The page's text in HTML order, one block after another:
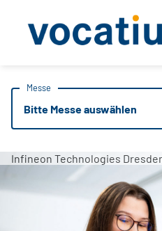
Messe
Bitte Messe auswählen
Infineon Technologies Dresden